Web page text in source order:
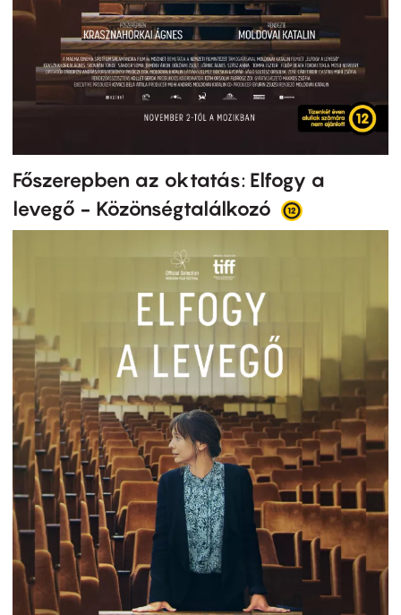
Főszerepben az oktatás: Elfogy a
levegő - Közönségtalálkozó